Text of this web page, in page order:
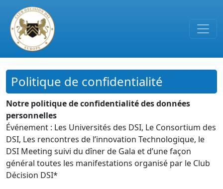
Passer au contenu principal
Politique de confidentialité
Notre politique de confidentialité des données
personnelles
Événement : Les Universités des DSI, Le Consortium des
DSI, Les rencontres de l’innovation Technologique, le
DSI Meeting suivi du dîner de Gala et d’une façon
général toutes les manifestations organisé par le Club
Décision DSI*